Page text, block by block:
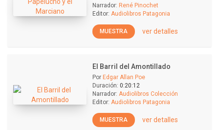
Narrador: René Pinochet
Editor: Audiolibros Patagonia
MUESTRA ver detalles
El Barril del Amontillado
Por Edgar Allan Poe
Duración: 0:20:12
Narrador: Audiolibros Colección
Editor: Audiolibros Patagonia
MUESTRA ver detalles